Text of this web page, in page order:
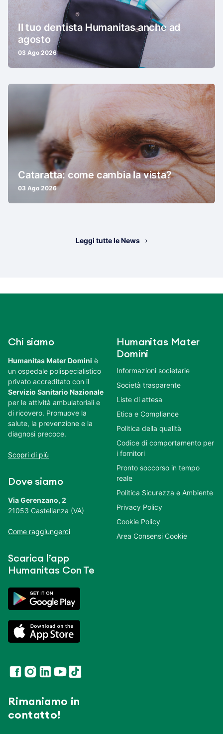
Il tuo dentista Humanitas anche ad
agosto
03 Ago 2026
Cataratta: come cambia la vista?
03 Ago 2026
Leggi tutte le News
Chi siamo
Humanitas Mater Domini è
un ospedale polispecialistico
privato accreditato con il
Servizio Sanitario Nazionale
per le attività ambulatoriali e
di ricovero. Promuove la
salute, la prevenzione e la
diagnosi precoce.
Scopri di più
Dove siamo
Via Gerenzano, 2
21053 Castellanza (VA)
Come raggiungerci
Scarica l’app
Humanitas Con Te
Rimaniamo in
contatto!
Humanitas Mater
Domini
Informazioni societarie
Società trasparente
Liste di attesa
Etica e Compliance
Politica della qualità
Codice di comportamento per
i fornitori
Pronto soccorso in tempo
reale
Politica Sicurezza e Ambiente
Privacy Policy
Cookie Policy
Area Consensi Cookie